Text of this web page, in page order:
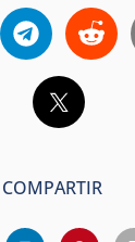
COMPARTIR